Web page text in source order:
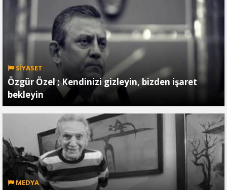
SİYASET
Özgür Özel ; Kendinizi gizleyin, bizden işaret
bekleyin
MEDYA